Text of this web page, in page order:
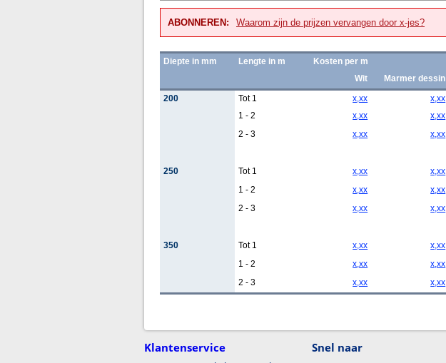
ABONNEREN: Waarom zijn de prijzen vervangen door x-jes?
Diepte in mm Lengte in m
Kosten per m
Wit
Marmer dessin
200
Tot 1 x,xx
x,xx
1 - 2
x,xx
x,xx
2 - 3
x,xx x,xx
250 Tot 1 x,xx
x,xx
1 - 2
x,xx
x,xx
2 - 3
x,xx x,xx
350 Tot 1 x,xx
x,xx
1 - 2
x,xx
x,xx
2 - 3
x,xx x,xx
Klantenservice Snel naar